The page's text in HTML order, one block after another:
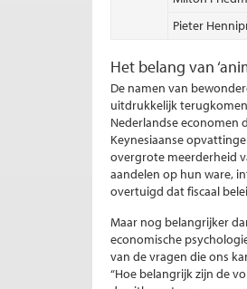
Pieter
Het belang van
De namen van
uitdrukkelijk
Nederlandse economen
Keynesiaanse
overgrote meerderheid
aandelen op hun ware,
overtuigd dat fiscaal
Maar nog belangrijker
economische
van de vragen die ons
“Hoe belangrijk zijn de